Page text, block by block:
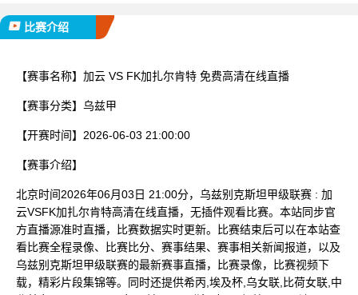
比赛介绍
【赛事名称】 加云 VS FK加扎尔肯特 免费高清在线直播
【赛事分类】 乌兹甲
【开赛时间】 2026-06-03 21:00:00
【赛事介绍】
北京时间2026年06月03日 21:00分，乌兹别克斯坦甲级联赛 : 加
云VSFK加扎尔肯特高清在线直播，无插件观看比赛。本站同步官
方直播源准时直播，比赛数据实时更新。比赛结束后可以在本站查
看比赛全程录像、比赛比分、赛事结果、赛事相关新闻报道，以及
乌兹别克斯坦甲级联赛的最新赛事直播，比赛录像，比赛视频下
载，精彩片段集锦等。同时还提供希丙,埃及杯,乌女联,比荷女联,中